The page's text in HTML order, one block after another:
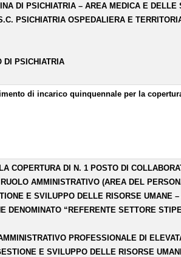
DI PSICHIATRIA – AREA MEDICA E DELLE
PSICHIATRIA OSPEDALIERA E
DI PSICHIATRIA
di incarico quinquennale per la
COPERTURA DI N. 1 POSTO DI
AMMINISTRATIVO (AREA DEL
E SVILUPPO DELLE RISORSE UMANE
DENOMINATO “REFERENTE SETTORE
PROFESSIONALE DI
E SVILUPPO DELLE RISORSE